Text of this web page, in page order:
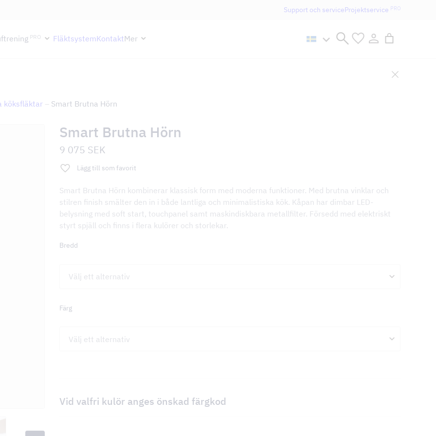
håller semesterstängt under vecka 29–31. Storköksverksamheten håller öppet som vanligt.Support och serviceProjektservice PRO
PRO FläktsystemKontaktMer
köksfläktar – Smart Brutna Hörn
Smart Brutna Hörn
9 075 SEK
Lägg till som favorit
Smart Brutna Hörn kombinerar klassisk form med moderna funktioner. Med brutna vinklar och
stilren finish smälter den in i både lantliga och minimalistiska kök. Kåpan har dimbar LED-
belysning med soft start, touchpanel samt maskindiskbara metallfilter. Försedd med elektriskt
styrt spjäll och finns i flera kulörer och storlekar.
Bredd
Färg
Vid valfri kulör anges önskad färgkod